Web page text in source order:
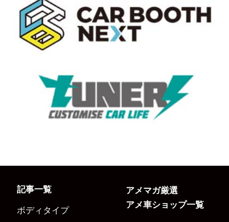
記事一覧
ボディタイプ
アメマガ厳選
アメ車ショップ一覧